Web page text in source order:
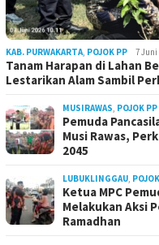
KAB. PURWAKARTA, POJOK PP 7 Juni
Tanam Harapan di Lahan
Lestarikan Alam Sambil
MUSIRAWAS, POJOK PP
Pemuda
Musi Rawas,
2045
LUBUKLINGGAU,
Ketua MPC
Melakukan Aksi
Ramadhan